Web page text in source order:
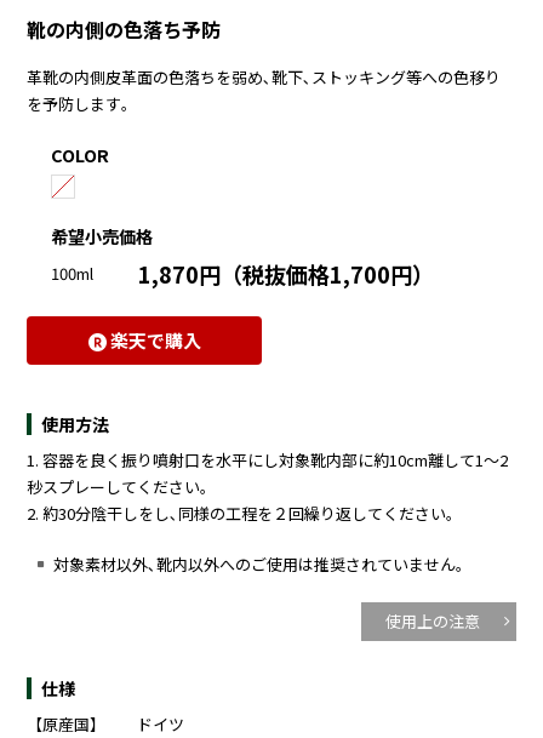
靴の内側の色落ち予防
革靴の内側皮革面の色落ちを弱め､靴下､ストッキング等への色移り
を予防します｡
COLOR
希望小売価格
100ml 1,870円（税抜価格1,700円）
楽天で購入
使用方法
1. 容器を良く振り噴射口を水平にし対象靴内部に約10cm離して1～2
秒スプレーしてください｡
2. 約30分陰干しをし､同様の工程を２回繰り返してください｡
対象素材以外､靴内以外へのご使用は推奨されていません｡
使用上の注意
仕様
【原産国】
ドイツ